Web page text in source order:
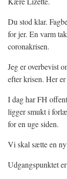
Du stod klar.
for jer. En varm
coronakrisen.
Jeg er overbevist
efter krisen. Her
I dag har FH
ligger smukt i
for en uge siden.
Vi skal sætte en
Udgangspunktet